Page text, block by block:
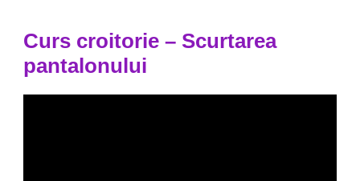
Curs croitorie – Scurtarea
pantalonului